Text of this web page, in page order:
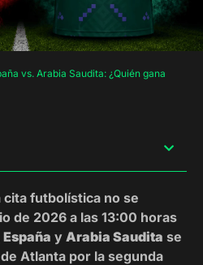
vs. Arabia Saudita: ¿Quién gana
cita futbolística no se
de 2026 a las 13:00 horas
España y Arabia Saudita se
Atlanta por la segunda